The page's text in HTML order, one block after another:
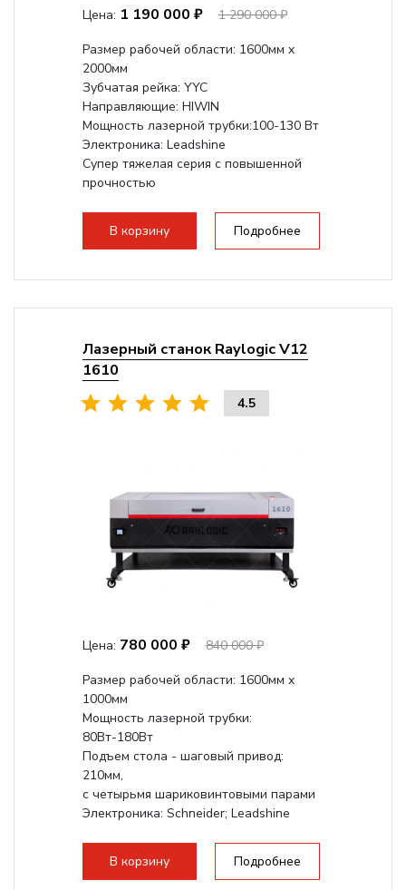
Цена: 1 190 000 ₽
1 290 000 ₽
Размер рабочей области: 1600мм x
2000мм
Зубчатая рейка: YYC
Направляющие: HIWIN
Мощность лазерной трубки:100-130 Вт
Электроника: Leadshine
Супер тяжелая серия с повышенной
прочностью
В корзину Подробнее
Лазерный станок Raylogic V12
1610
4.5
Цена: 780 000 ₽
840 000 ₽
Размер рабочей области: 1600мм x
1000мм
Мощность лазерной трубки:
80Вт-180Вт
Подъем стола - шаговый привод:
210мм,
с четырьмя шариковинтовыми парами
Электроника: Schneider; Leadshine
В корзину Подробнее